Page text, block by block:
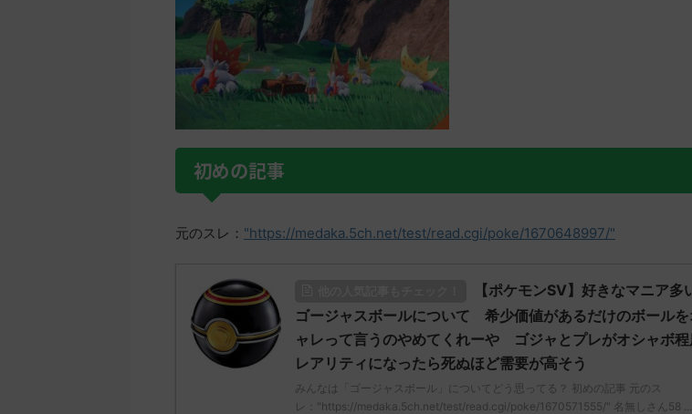
初めの記事
元のスレ： "https://medaka.5ch.net/test/read.cgi/poke/1670648997/"
【ポケモンSV】好きなマニア多
ゴージャスボールについて 希少価値があるだけのボールを
ャレって言うのやめてくれーや ゴジャとプレがオシャボ
レアリティになったら死ぬほど需要が高そう
みんなは「ゴージャスボール」についてどう思ってる？ 初めの記事 元のス
レ："https://medaka.5ch.net/test/read.cgi/poke/1670571555/" 名無しさん58 ...